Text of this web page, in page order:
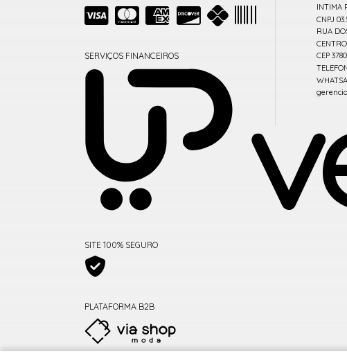
SERVIÇOS FINANCEIROS
SITE 100% SEGURO
PLATAFORMA B2B
INTIMA
CNPJ
RUA
CEP